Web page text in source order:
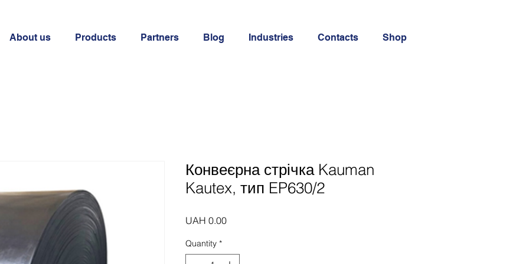
About us Products Partners Blog Industries Contacts Shop
Конвеєрна стрічка Kauman
Kautex, тип EP630/2
UAH 0.00Price
Quantity *